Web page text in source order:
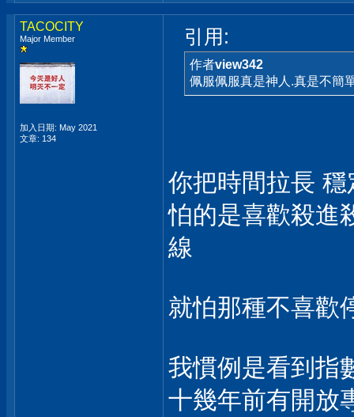
TACOCITY
Major Member
加入日期: May 2021
文章: 134
引用:
作者view342
佩服佩服真是神人.真是不簡
你把時間拉長
怕的是喜歡殺進
線
就怕那種不喜歡
我慣例是看到指
十幾年前有開放